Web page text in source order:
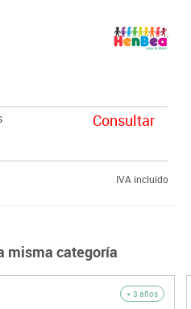
Consultar
IVA incluido
misma categoría
+ 3 años